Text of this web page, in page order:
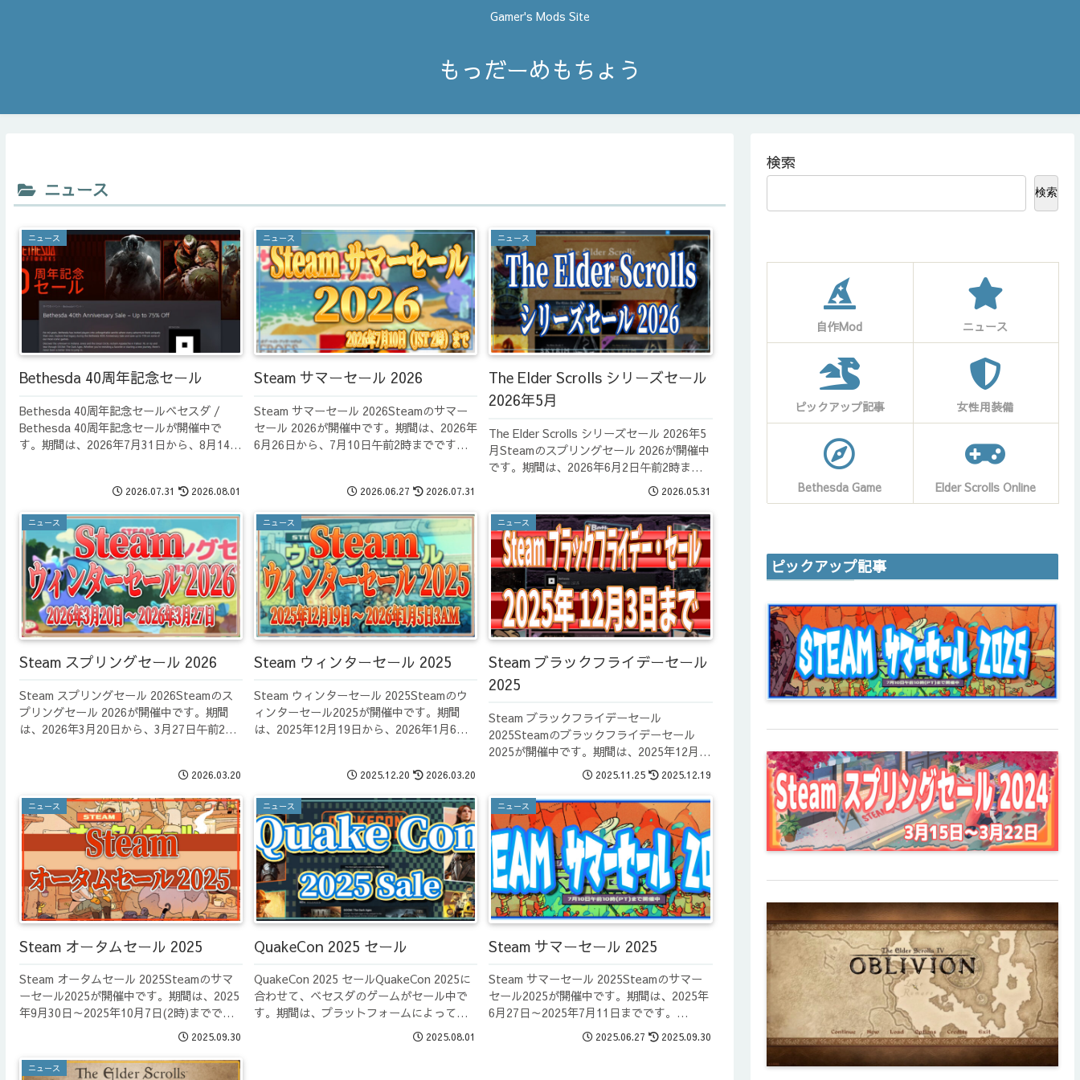
Gamer's Mods Site
もっだーめもちょう
ニュース
ニュース
Bethesda 40周年記念セール
Bethesda 40周年記念セールベセスダ /
Bethesda 40周年記念セールが開催中で
す。期間は、2026年7月31日から、8月14日
2026.07.31 2026.08.01
ニュース
Steam サマーセール 2026
Steam サマーセール 2026Steamのサマー
セール 2026が開催中です。期間は、2026年
6月26日から、7月10日午前2時までです。
2026.06.27 2026.07.31
ニュース
The Elder Scrolls シリーズセール
2026年5月
The Elder Scrolls シリーズセール 2026年5
月Steamのスプリングセール 2026が開催中
です。期間は、2026年6月2日午前2時まで
です。BethesdaSteamのBesethdaのゲー
ム全般がセール対象になってい...
2026.05.31
ニュース
Steam スプリングセール 2026
Steam スプリングセール 2026Steamのス
プリングセール 2026が開催中です。期間
は、2026年3月20日から、3月27日午前2時
2026.03.20
ニュース
Steam ウィンターセール 2025
Steam ウィンターセール 2025Steamのウ
ィンターセール2025が開催中です。期間
は、2025年12月19日から、2026年1月6日
2025.12.20 2026.03.20
ニュース
Steam ブラックフライデーセール
2025
Steam ブラックフライデーセール
2025Steamのブラックフライデーセール
2025が開催中です。期間は、2025年12月3
日までです。BethesdaSteamのBesethda
のゲーム全般がセール対象になっていま
す。うちは、TES...
2025.11.25 2025.12.19
ニュース
Steam オータムセール 2025
Steam オータムセール 2025Steamのサマ
ーセール2025が開催中です。期間は、2025
年9月30日～2025年10月7日(2時)までで
す。BethesdaSteamのBesethdaのゲーム
全般がセール対象になっています。うち
は...
2025.09.30
ニュース
QuakeCon 2025 セール
QuakeCon 2025 セールQuakeCon 2025に
合わせて、ベセスダのゲームがセール中で
す。期間は、プラットフォームによってま
ちまちですが、Steamでは2025年8月14日
までです。BethesdaSteamのBesethda...
2025.08.01
ニュース
Steam サマーセール 2025
Steam サマーセール 2025Steamのサマー
セール2025が開催中です。期間は、2025年
6月27日～2025年7月11日までです。
BethesdaSteamのBesethdaのゲーム全般
がセール対象になっています。うちは、
2025.06.27 2025.09.30
ニュース
検索
検索
自作Mod ニュース
ピックアップ記事 女性用装備
Bethesda Game Elder Scrolls Online
ピックアップ記事